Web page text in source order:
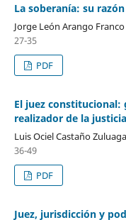
La soberanía: su
Jorge León Arango Franco
27-35
PDF
El juez constitucional:
realizador de la justicia
Luis Ociel Castaño Zuluaga
36-49
PDF
Juez, jurisdicción y